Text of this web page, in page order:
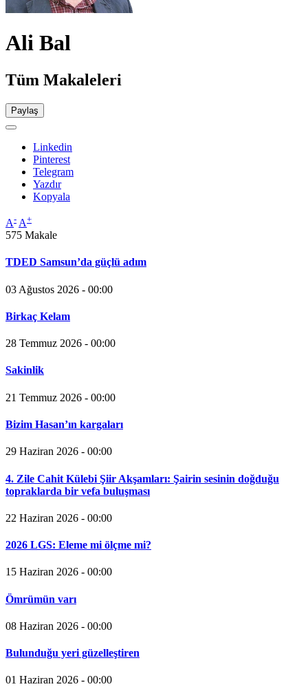
Ali Bal
Tüm Makaleleri
Paylaş
Linkedin
Pinterest
Telegram
Yazdır
Kopyala
A- A+
575 Makale
TDED Samsun’da güçlü adım
03 Ağustos 2026 - 00:00
Birkaç Kelam
28 Temmuz 2026 - 00:00
Sakinlik
21 Temmuz 2026 - 00:00
Bizim Hasan’ın kargaları
29 Haziran 2026 - 00:00
4. Zile Cahit Külebi Şiir Akşamları: Şairin sesinin doğduğu
topraklarda bir vefa buluşması
22 Haziran 2026 - 00:00
2026 LGS: Eleme mi ölçme mi?
15 Haziran 2026 - 00:00
Ömrümün varı
08 Haziran 2026 - 00:00
Bulunduğu yeri güzelleştiren
01 Haziran 2026 - 00:00